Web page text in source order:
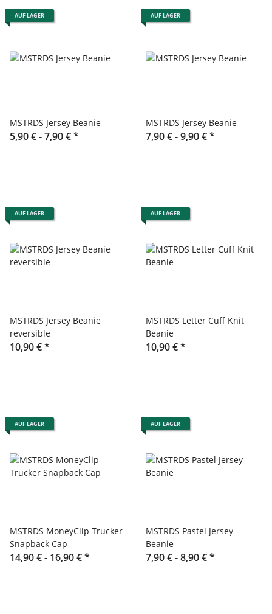
AUF LAGER
MSTRDS Jersey Beanie
5,90 € -7,90 €*
AUF LAGER
MSTRDS Jersey Beanie
7,90 € -9,90 €*
AUF LAGER
MSTRDS Jersey Beanie
reversible
10,90 €*
AUF LAGER
MSTRDS Letter Cuff Knit
Beanie
10,90 €*
AUF LAGER
MSTRDS MoneyClip Trucker
Snapback Cap
14,90 € - 16,90 €*
AUF LAGER
MSTRDS Pastel Jersey
Beanie
7,90 € -8,90 €*